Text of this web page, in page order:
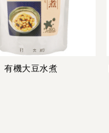
有機大豆水煮